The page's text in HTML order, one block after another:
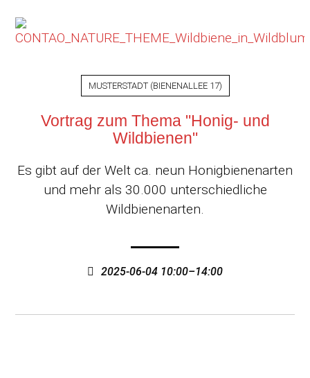
MUSTERSTADT(BIENENALLEE 17)
Vortrag zum Thema "Honig- und
Wildbienen"
Es gibt auf der Welt ca. neun Honigbienenarten
und mehr als 30.000 unterschiedliche
Wildbienenarten.
2025-06-04 10:00–14:00